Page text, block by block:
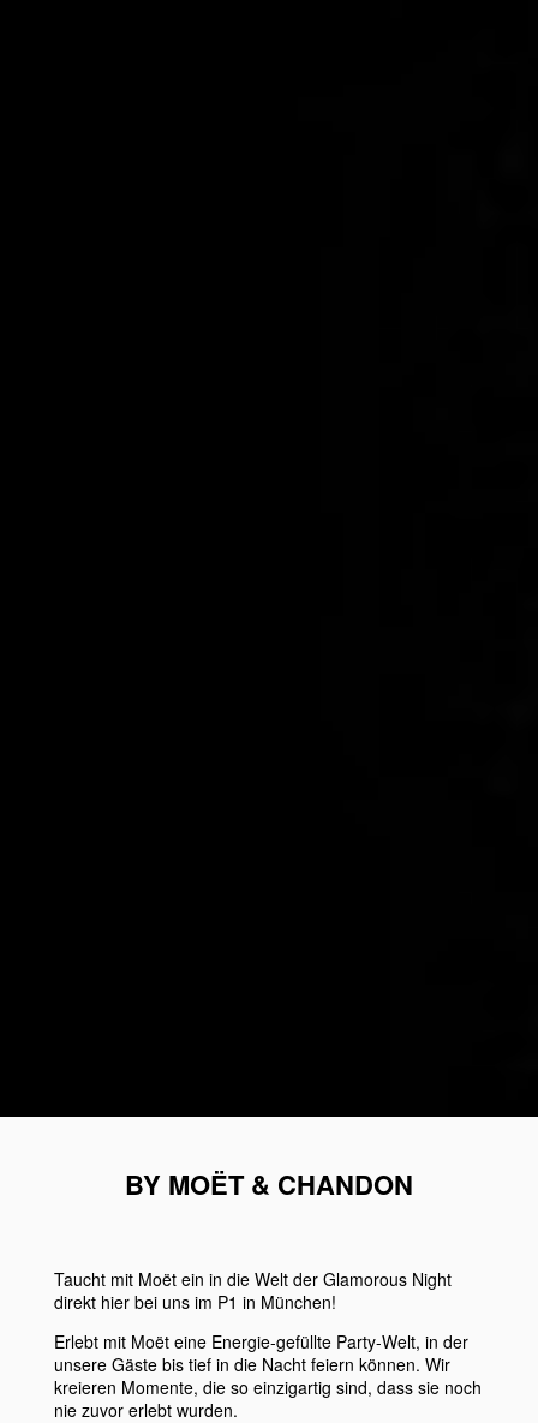
BY MOËT & CHANDON
Taucht mit Moëtein in die Welt der Glamorous Night
direkt hier bei uns im P1 in München!
Erlebt mit Moëteine Energie-gefüllte Party-Welt, in der
unsere Gäste bis tief in die Nacht feiern können. Wir
kreieren Momente, die so einzigartig sind, dass sie noch
nie zuvor erlebt wurden.